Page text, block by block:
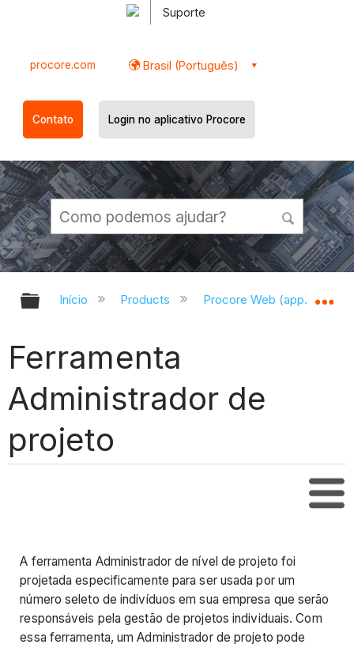
Suporte
procore.com Brasil (Português)
Contato Login no aplicativo Procore
Expandir/recolher hierarquia
Início Products Procore Web
Ferramenta
Administrador de
projeto
A ferramenta Administrador de nível de projeto foi
projetada especificamente para ser usada por um
número seleto de indivíduos em sua empresa que serão
responsáveis pela gestão de projetos individuais. Com
essa ferramenta, um Administrador de projeto pode